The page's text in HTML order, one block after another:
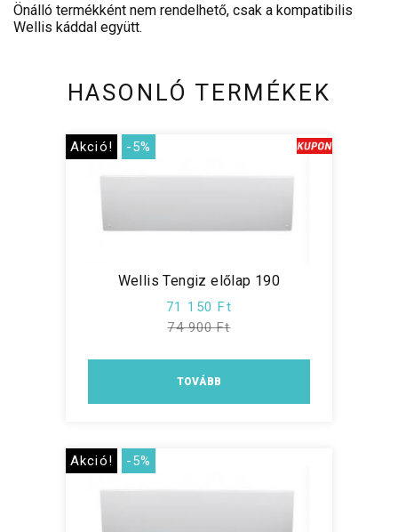
Önálló termékként nem rendelhető, csak a kompatibilis
Wellis káddal együtt.
HASONLÓ TERMÉKEK
Akció! -5%
Wellis Tengiz előlap 190
71 150 Ft
74 900 Ft
TOVÁBB
Akció! -5%